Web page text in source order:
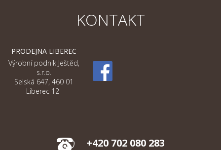
KONTAKT
PRODEJNA LIBEREC
Výrobní podnik Ještěd,
s.r.o.
Selská 647, 460 01
Liberec 12
+420 702 080 283